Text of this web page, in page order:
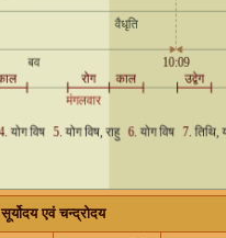
सूर्योदय एवं चन्द्रोदय